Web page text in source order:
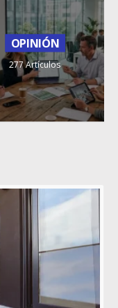
OPINIÓN
277 Artículos